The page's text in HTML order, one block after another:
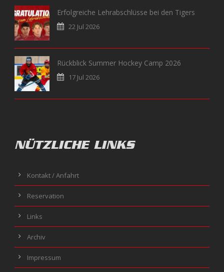
Erfolgreiche Lehrabschlüsse bei den Tigers
22 Jul 2026
Rückblick Summer Hockey Camp 2026
17 Jul 2026
NÜTZLICHE LINKS
Kontakt / Anfahrt
Reservation
Links
Archiv
Impressum